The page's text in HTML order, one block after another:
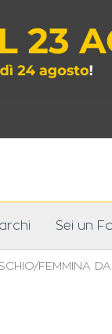
Sei un
FEMMINA